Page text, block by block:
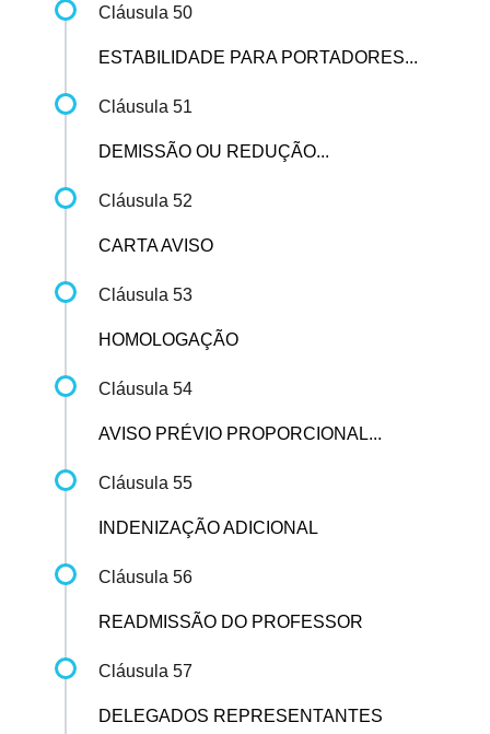
Cláusula 50
ESTABILIDADE PARA PORTADORES...
Cláusula 51
DEMISSÃO OU REDUÇÃO...
Cláusula 52
CARTA AVISO
Cláusula 53
HOMOLOGAÇÃO
Cláusula 54
AVISO PRÉVIO PROPORCIONAL...
Cláusula 55
INDENIZAÇÃO ADICIONAL
Cláusula 56
READMISSÃO DO PROFESSOR
Cláusula 57
DELEGADOS REPRESENTANTES